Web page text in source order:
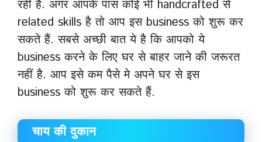
रही है. अगर आपके पास कोई भी handcrafted से
related skills है तो आप इस business को शुरू कर
सकते हैं. सबसे अच्छी बात ये है कि आपको ये
business करने के लिए घर से बाहर जाने की जरूरत
नहीं है. आप इसे कम पैसे मे अपने घर से इस
business को शुरू कर सकते हैं.
चाय की दुकान